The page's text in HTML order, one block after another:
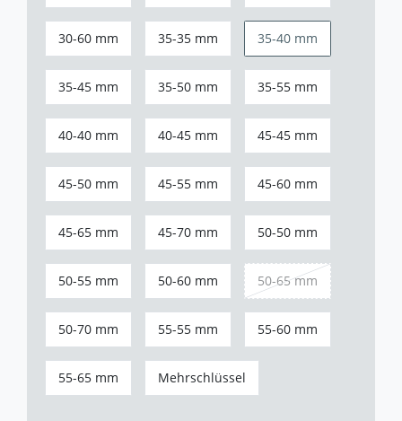
30-60 mm 35-35 mm 35-40 mm
35-45 mm 35-50 mm 35-55 mm
40-40 mm 40-45 mm 45-45 mm
45-50 mm 45-55 mm 45-60 mm
45-65 mm 45-70 mm 50-50 mm
50-55 mm 50-60 mm 50-65 mm
50-70 mm 55-55 mm 55-60 mm
55-65 mm Mehrschlüssel